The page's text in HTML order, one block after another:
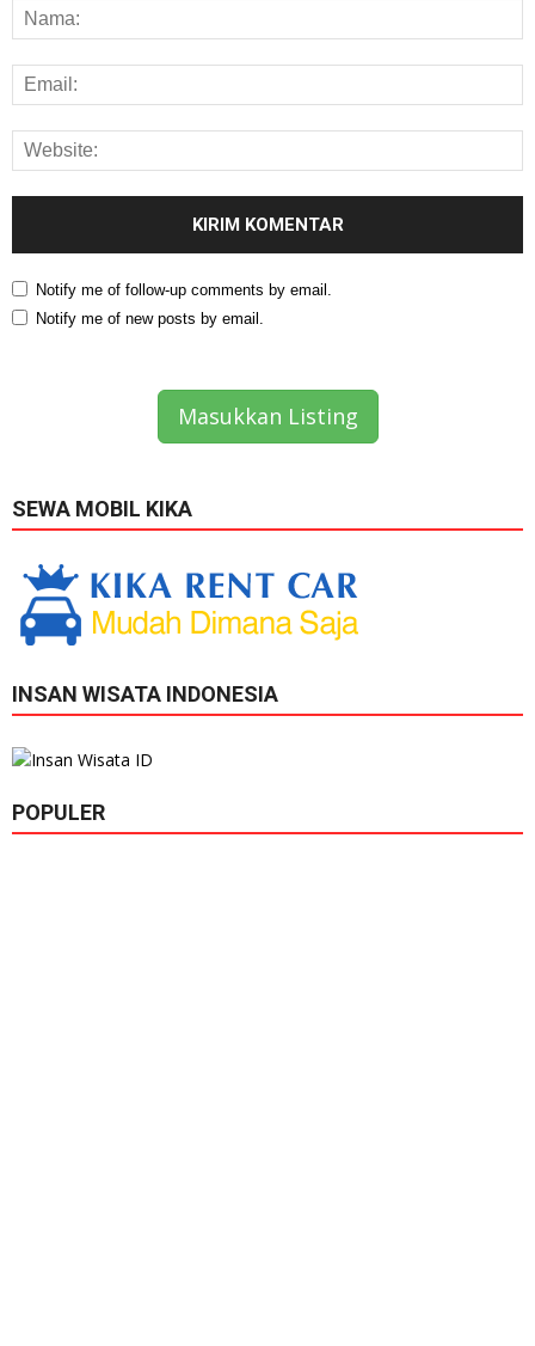
Notify me of follow-up comments by email.
Notify me of new posts by email.
Masukkan Listing
SEWA MOBIL KIKA
INSAN WISATA INDONESIA
POPULER